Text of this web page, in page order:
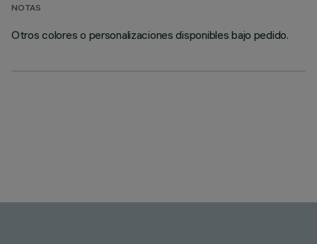
NOTAS
Otros colores o personalizaciones disponibles bajo pedido.